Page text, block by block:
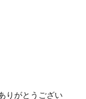
りがとうござい